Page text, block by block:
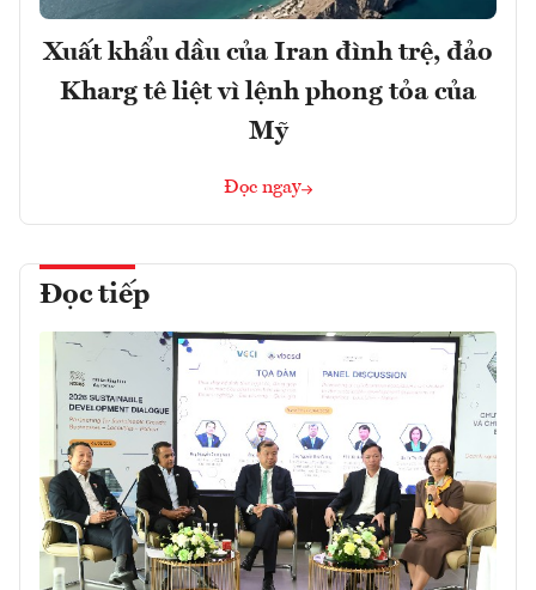
Xuất khẩu dầu của Iran đình trệ, đảo
Kharg tê liệt vì lệnh phong tỏa của
Mỹ
Đọc ngay
Đọc tiếp